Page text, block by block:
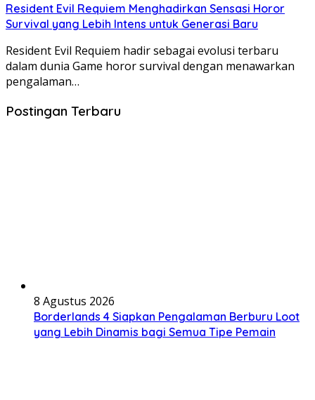
Resident Evil Requiem Menghadirkan Sensasi Horor
Survival yang Lebih Intens untuk Generasi Baru
Resident Evil Requiem hadir sebagai evolusi terbaru
dalam dunia Game horor survival dengan menawarkan
pengalaman…
Postingan Terbaru
8 Agustus 2026
Borderlands 4 Siapkan Pengalaman Berburu Loot
yang Lebih Dinamis bagi Semua Tipe Pemain